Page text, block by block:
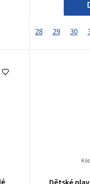
28 29 30